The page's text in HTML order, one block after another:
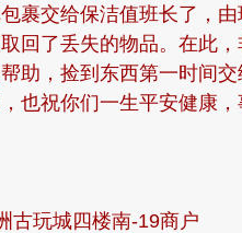
裹交给保洁值班长了，
回了丢失的物品。在此
助，捡到东西第一时间
也祝你们一生平安健康
南-19商户